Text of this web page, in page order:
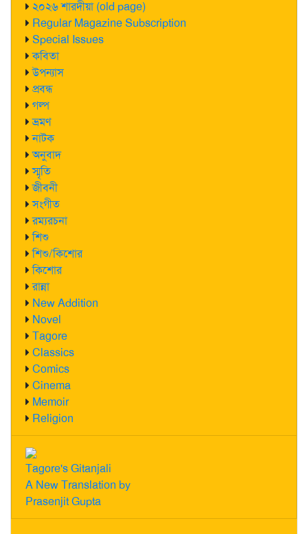
২০২৬ শারদীয়া (old page)
Regular Magazine Subscription
Special Issues
কবিতা
উপন্যাস
প্রবন্ধ
গল্প
ভ্রমণ
নাটক
অনুবাদ
স্মৃতি
জীবনী
সংগীত
রম্যরচনা
শিশু
শিশু/কিশোর
কিশোর
রান্না
New Addition
Novel
Tagore
Classics
Comics
Cinema
Memoir
Religion
Tagore's Gitanjali
A New Translation by
Prasenjit Gupta